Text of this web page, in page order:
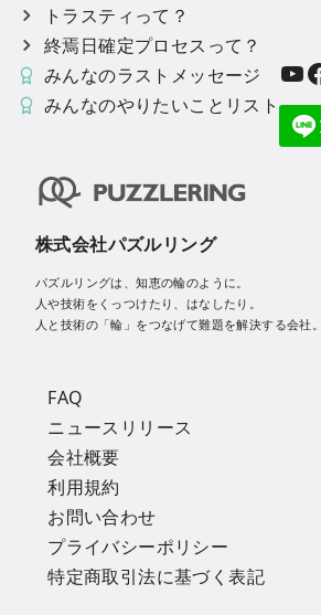
トラスティって？
終焉日確定プロセスって？
みんなのラストメッセージ
みんなのやりたいことリスト
YouTube Facebook
株式会社パズルリング
パズルリングは、知恵の輪のように。
人や技術をくっつけたり、はなしたり。
人と技術の「輪」をつなげて難題を解決する会社。
FAQ
ニュースリリース
会社概要
利用規約
お問い合わせ
プライバシーポリシー
特定商取引法に基づく表記